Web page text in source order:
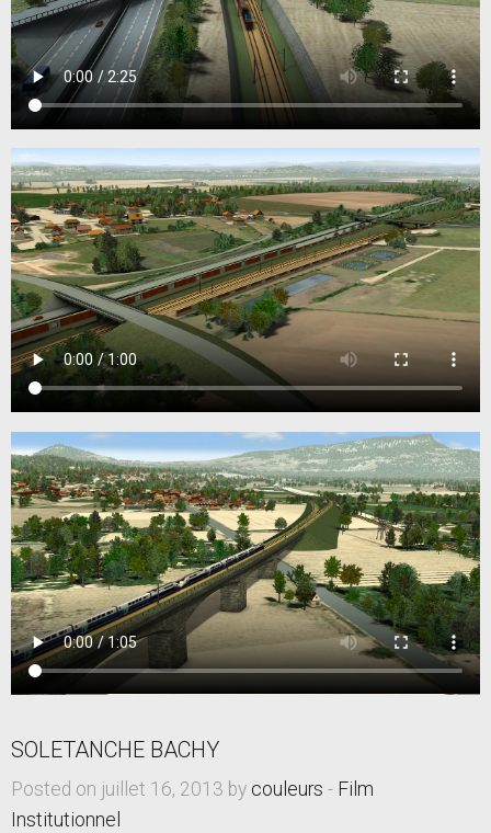
SOLETANCHE BACHY
Posted on juillet 16, 2013 by couleurs - Film
Institutionnel